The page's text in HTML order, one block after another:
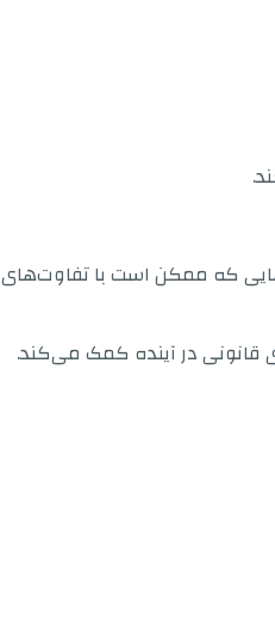
که ممکن است با تفاوت‌های
قانونی در آینده کمک می‌کند.